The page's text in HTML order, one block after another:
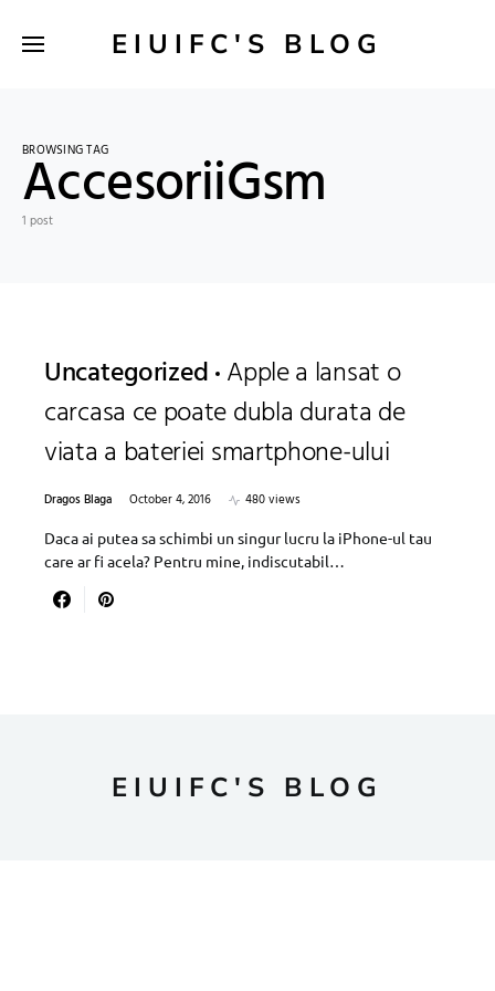
EIUIFC'S BLOG
BROWSING TAG
AccesoriiGsm
1 post
Uncategorized Apple a lansat o
carcasa ce poate dubla durata de
viata a bateriei smartphone-ului
Dragos Blaga October 4, 2016
480 views
Daca ai putea sa schimbi un singur lucru la iPhone-ul tau
care ar fi acela? Pentru mine, indiscutabil…
EIUIFC'S BLOG